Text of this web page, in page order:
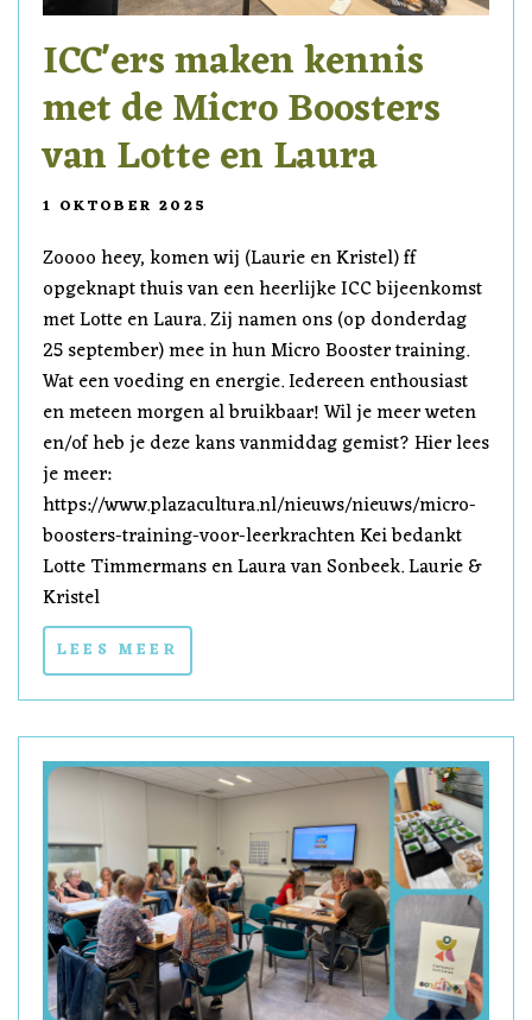
ICC'ers maken kennis
met de Micro Boosters
van Lotte en Laura
1 OKTOBER 2025
Zoooo heey, komen wij (Laurie en Kristel) ff
opgeknapt thuis van een heerlijke ICC bijeenkomst
met Lotte en Laura. Zij namen ons (op donderdag
25 september) mee in hun Micro Booster training.
Wat een voeding en energie. Iedereen enthousiast
en meteen morgen al bruikbaar! Wil je meer weten
en/of heb je deze kans vanmiddag gemist? Hier lees
je meer:
https://www.plazacultura.nl/nieuws/nieuws/micro-
boosters-training-voor-leerkrachten Kei bedankt
Lotte Timmermans en Laura van Sonbeek. Laurie &
Kristel
LEES MEER